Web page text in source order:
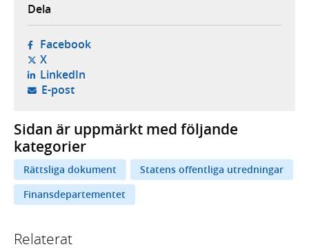
Dela
Facebook- öppnas i ny flik, extern webbplats,
X- öppnas i ny flik, extern webbplats,
LinkedIn- öppnas i ny flik, extern webbplats,
E-post- öppnar din e-postklient,
Sidan är uppmärkt med följande
kategorier
Rättsliga dokument
Statens offentliga utredningar
Finansdepartementet
Relaterat